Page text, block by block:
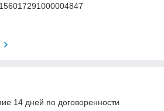
14 дней по договоренности